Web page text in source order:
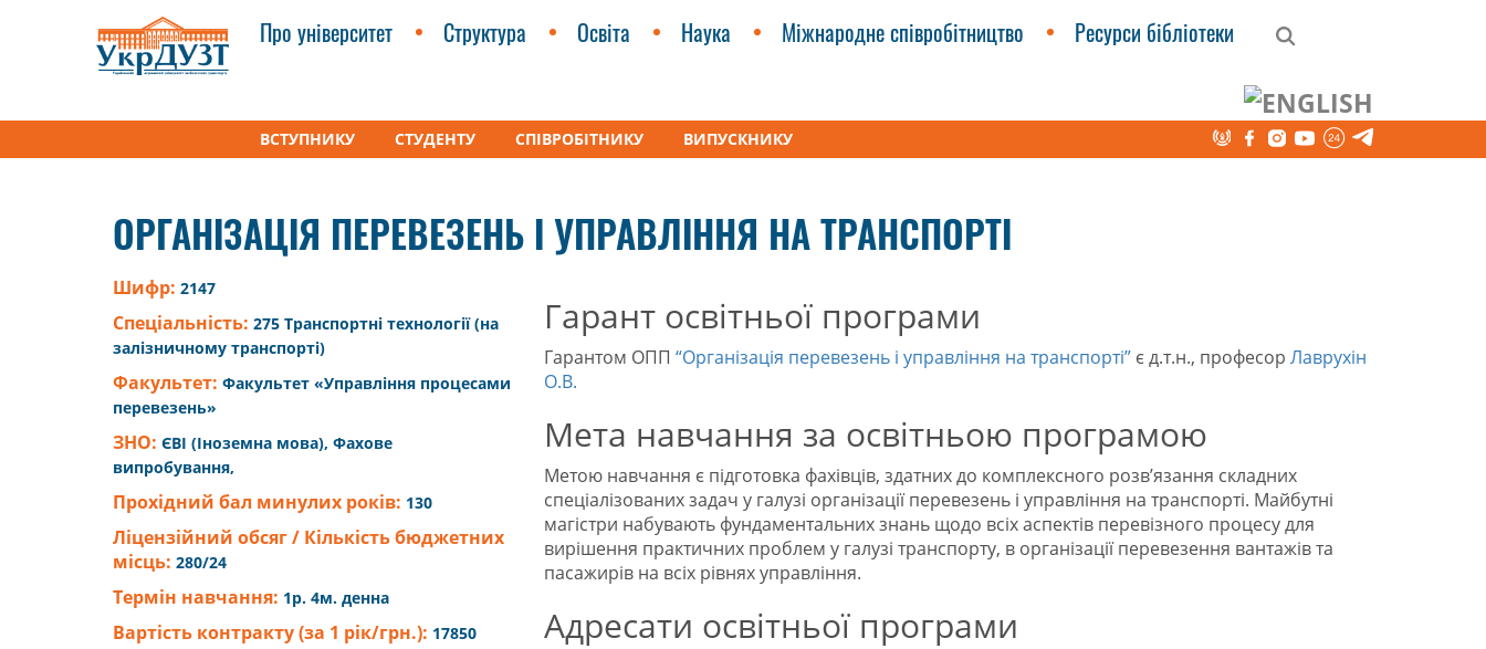
Про університет Структура Освіта Наука Міжнародне співробітництво Ресурси бібліотеки
ВСТУПНИКУ СТУДЕНТУ СПІВРОБІТНИКУ ВИПУСКНИКУ
Освітні програми Організація перевезень і управління на транспорті
ОРГАНІЗАЦІЯ ПЕРЕВЕЗЕНЬ І УПРАВЛІННЯ НА ТРАНСПОРТІ
Шифр: 2147
Спеціальність: 275 Транспортні технології (на
залізничному транспорті)
Факультет: Факультет «Управління процесами
перевезень»
ЗНО: ЄВІ (Іноземна мова), Фахове
випробування,
Прохідний бал минулих років: 130
Ліцензійний обсяг / Кількість бюджетних
місць: 280/24
Термін навчання: 1р. 4м. денна
Вартість контракту (за 1 рік/грн.): 17850
Гарант освітньої програми
Гарантом ОПП “Організація перевезень і управління на транспорті” є д.т.н., професор Лаврухін
О.В.
Мета навчання за освітньою програмою
Метою навчання є підготовка фахівців, здатних до комплексного розв’язання складних
спеціалізованих задач у галузі організації перевезень і управління на транспорті. Майбутні
магістри набувають фундаментальних знань щодо всіх аспектів перевізного процесу для
вирішення практичних проблем у галузі транспорту, в організації перевезення вантажів та
пасажирів на всіх рівнях управління.
Адресати освітньої програми